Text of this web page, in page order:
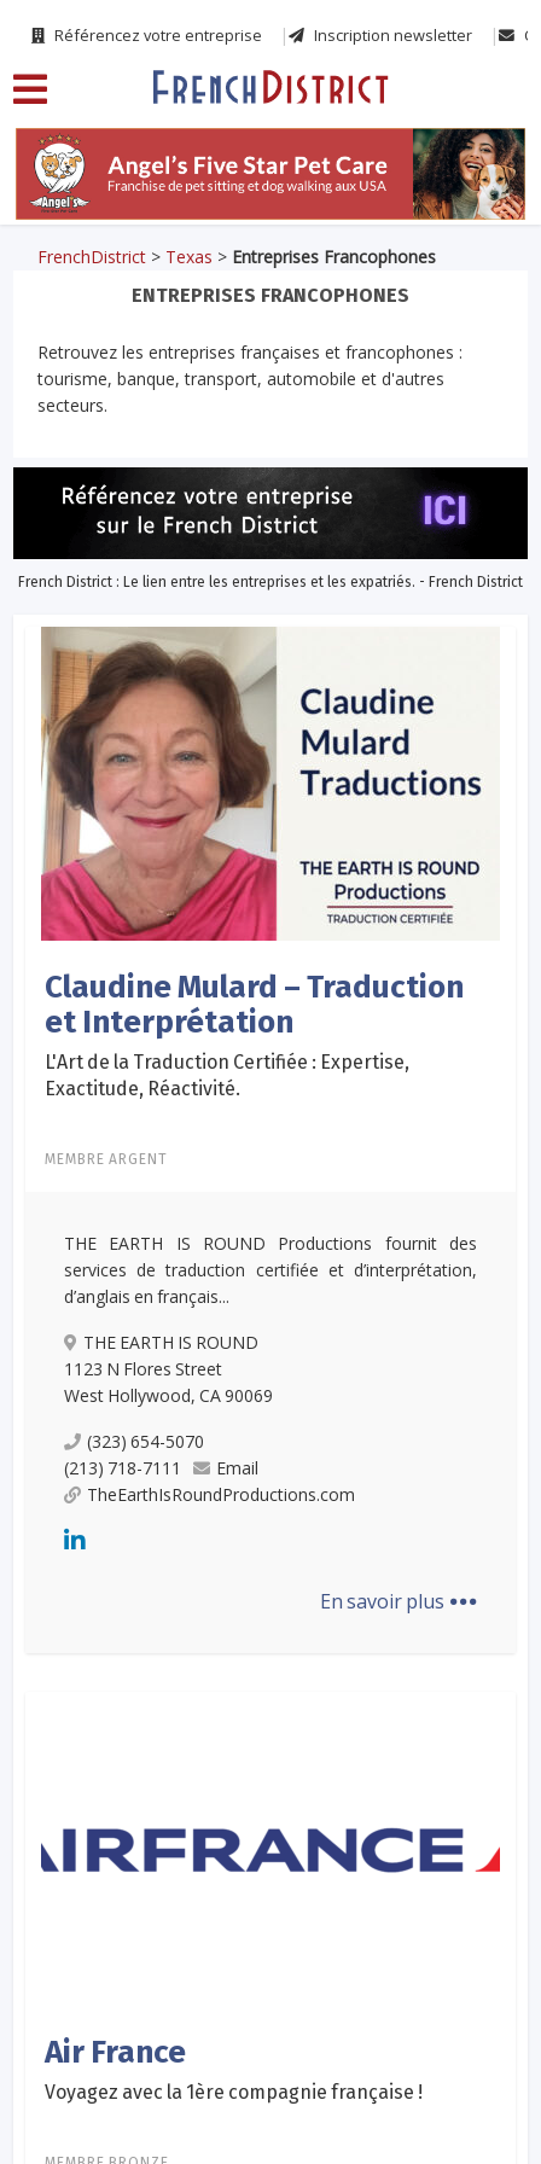
Référencez votre entreprise Inscription newsletter
FrenchDistrict > Texas > Entreprises Francophones
ENTREPRISES FRANCOPHONES
Retrouvez les entreprises françaises et francophones :
tourisme, banque, transport, automobile et d'autres
secteurs.
French District : Le lien entre les entreprises et les expatriés. - French District
Claudine Mulard – Traduction
et Interprétation
L'Art de la Traduction Certifiée : Expertise,
Exactitude, Réactivité.
MEMBRE ARGENT
THE EARTH IS ROUND Productions fournit des
services de traduction certifiée et d’interprétation,
d’anglais en français...
THE EARTH IS ROUND
1123 N Flores Street
West Hollywood, CA 90069
(323) 654-5070
(213) 718-7111
Email
TheEarthIsRoundProductions.com
En savoir plus ...
Air France
Voyagez avec la 1ère compagnie française !